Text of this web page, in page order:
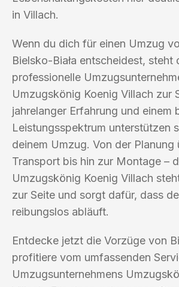
in Villach.
Wenn du dich für einen Umzug
Bielsko-Biała entscheidest, steht
professionelle
Umzugskönig Koenig Villach zur
jahrelanger Erfahrung und einem
Leistungsspektrum unterstützen
deinem Umzug. Von der Planung
Transport bis hin zur Montage –
Umzugskönig Koenig Villach
zur Seite und sorgt dafür, dass
reibungslos abläuft.
Entdecke jetzt die Vorzüge von
profitiere vom umfassenden
Umzugsunternehmens